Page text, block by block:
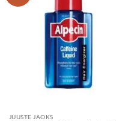
JUUSTE JAOKS